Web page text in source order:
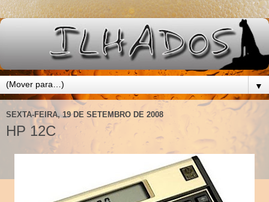
▼
SEXTA-FEIRA, 19 DE SETEMBRO DE 2008
HP 12C